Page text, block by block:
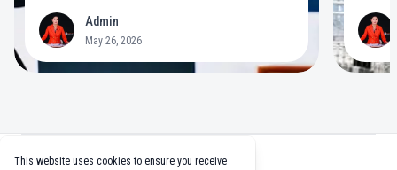
A Admin
May 26, 2026
A
This website uses cookies to ensure you receive